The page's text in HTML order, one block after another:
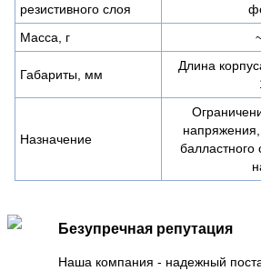
резистивного слоя
Масса, г
Габариты, мм
Длина
Назначение
напряжения,
балластного
Безупречная репутация
Наша компания - надежный